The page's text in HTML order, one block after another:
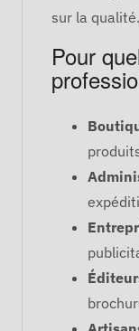
sur la qualité.
Pour